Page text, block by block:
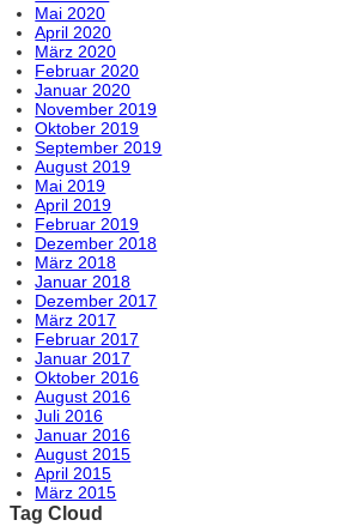
Mai 2020
April 2020
März 2020
Februar 2020
Januar 2020
November 2019
Oktober 2019
September 2019
August 2019
Mai 2019
April 2019
Februar 2019
Dezember 2018
März 2018
Januar 2018
Dezember 2017
März 2017
Februar 2017
Januar 2017
Oktober 2016
August 2016
Juli 2016
Januar 2016
August 2015
April 2015
März 2015
Tag Cloud